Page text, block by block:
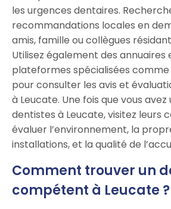
les urgences dentaires.
recommandations locales en
amis, famille ou collègues
Utilisez également des annuaires
plateformes spécialisées
pour consulter les avis et
à Leucate. Une fois que vous avez
dentistes à Leucate, visitez leurs
évaluer l’environnement, la
installations, et la qualité de
Comment trouver un
compétent à Leucate ?